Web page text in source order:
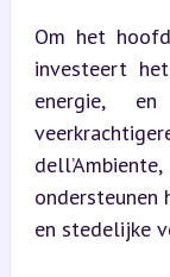
Om het
investeert
energie,
en stedelijke